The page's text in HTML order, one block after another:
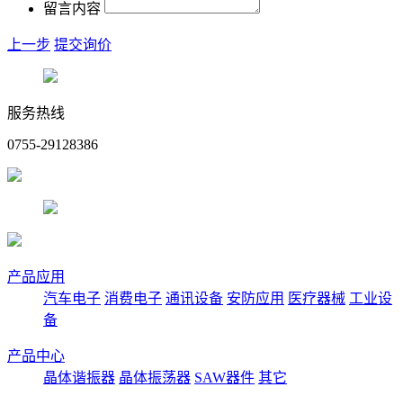
留言内容
上一步 提交询价
服务热线
0755-29128386
产品应用
汽车电子 消费电子 通讯设备 安防应用 医疗器械 工业设
备
产品中心
晶体谐振器 晶体振荡器 SAW器件 其它